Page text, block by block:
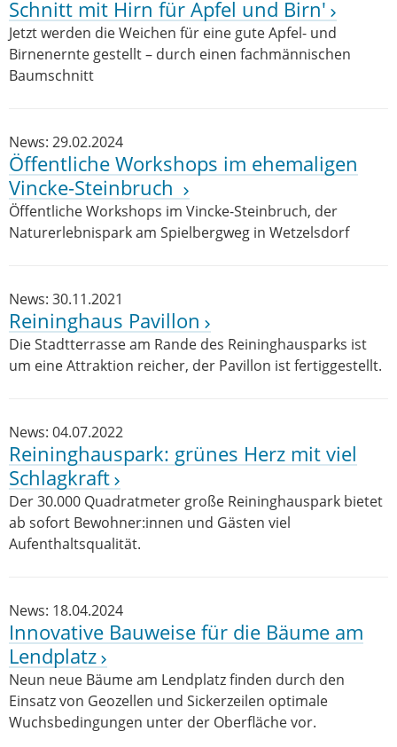
Schnitt mit Hirn für Apfel und Birn'
Jetzt werden die Weichen für eine gute Apfel- und
Birnenernte gestellt – durch einen fachmännischen
Baumschnitt
News: 29.02.2024
Öffentliche Workshops im ehemaligen
Vincke-Steinbruch
Öffentliche Workshops im Vincke-Steinbruch, der
Naturerlebnispark am Spielbergweg in Wetzelsdorf
News: 30.11.2021
Reininghaus Pavillon
Die Stadtterrasse am Rande des Reininghausparks ist
um eine Attraktion reicher, der Pavillon ist fertiggestellt.
News: 04.07.2022
Reininghauspark: grünes Herz mit viel
Schlagkraft
Der 30.000 Quadratmeter große Reininghauspark bietet
ab sofort Bewohner:innen und Gästen viel
Aufenthaltsqualität.
News: 18.04.2024
Innovative Bauweise für die Bäume am
Lendplatz
Neun neue Bäume am Lendplatz finden durch den
Einsatz von Geozellen und Sickerzeilen optimale
Wuchsbedingungen unter der Oberfläche vor.